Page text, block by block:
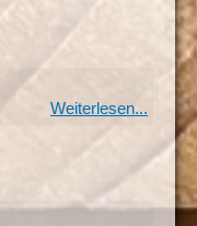
Weiterlesen...